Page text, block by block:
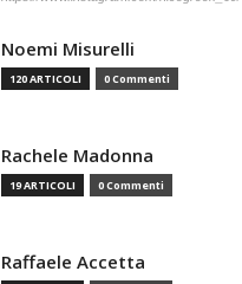
Noemi Misurelli
120 ARTICOLI 0 Commenti
Rachele Madonna
19 ARTICOLI 0 Commenti
Raffaele Accetta